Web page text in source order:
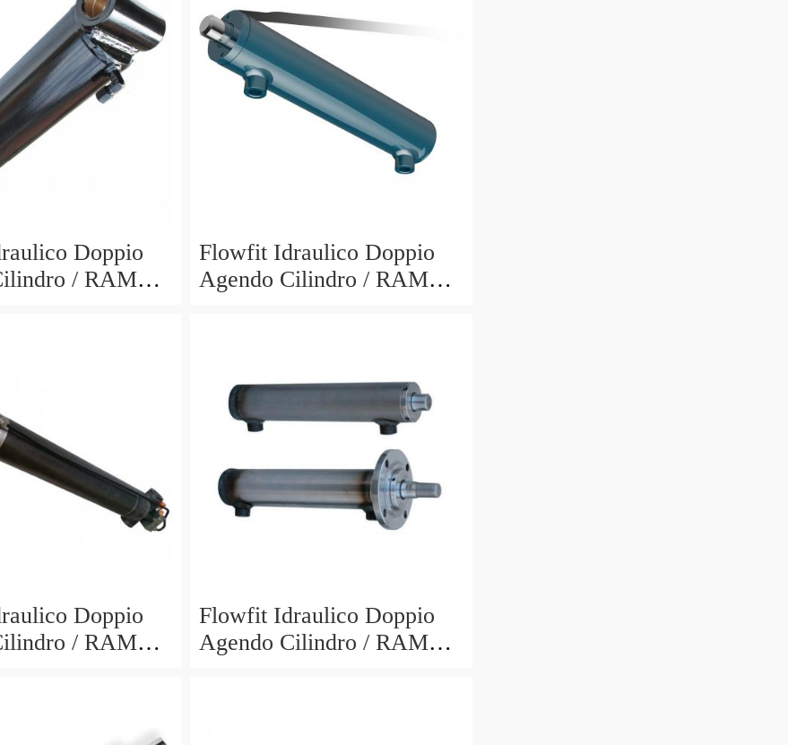
Doppio
/ RAM
Flowfit Idraulico Doppio
Agendo Cilindro / RAM
Doppio
/ RAM
Flowfit Idraulico Doppio
Agendo Cilindro / RAM